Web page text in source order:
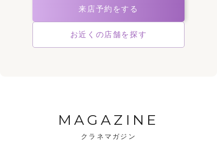
来店予約をする
お近くの店舗を探す
MAGAZINE
クラネマガジン